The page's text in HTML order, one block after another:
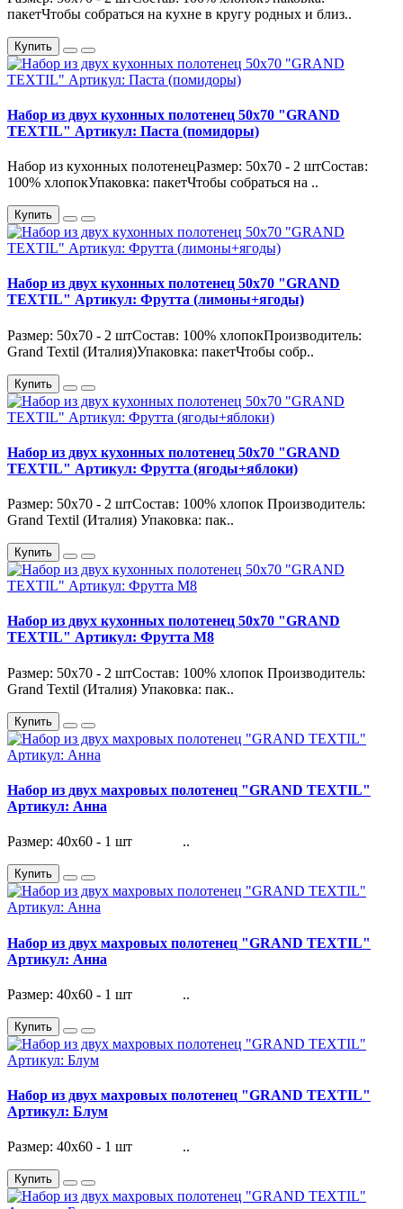
пакетЧтобы собраться на кухне в кругу родных и близ..
Купить
Набор из двух кухонных полотенец 50х70 "GRAND
TEXTIL" Артикул: Паста (помидоры)
Набор из кухонных полотенецРазмер: 50х70 - 2 штСостав:
100% хлопокУпаковка: пакетЧтобы собраться на ..
Купить
Набор из двух кухонных полотенец 50х70 "GRAND
TEXTIL" Артикул: Фрутта (лимоны+ягоды)
Размер: 50х70 - 2 штСостав: 100% хлопокПроизводитель:
Grand Textil (Италия)Упаковка: пакетЧтобы собр..
Купить
Набор из двух кухонных полотенец 50х70 "GRAND
TEXTIL" Артикул: Фрутта (ягоды+яблоки)
Размер: 50х70 - 2 штСостав: 100% хлопок Производитель:
Grand Textil (Италия) Упаковка: пак..
Купить
Набор из двух кухонных полотенец 50х70 "GRAND
TEXTIL" Артикул: Фрутта М8
Размер: 50х70 - 2 штСостав: 100% хлопок Производитель:
Grand Textil (Италия) Упаковка: пак..
Купить
Набор из двух махровых полотенец "GRAND TEXTIL"
Артикул: Анна
Размер: 40х60 - 1 шт ..
Купить
Набор из двух махровых полотенец "GRAND TEXTIL"
Артикул: Анна
Размер: 40х60 - 1 шт ..
Купить
Набор из двух махровых полотенец "GRAND TEXTIL"
Артикул: Блум
Размер: 40х60 - 1 шт ..
Купить